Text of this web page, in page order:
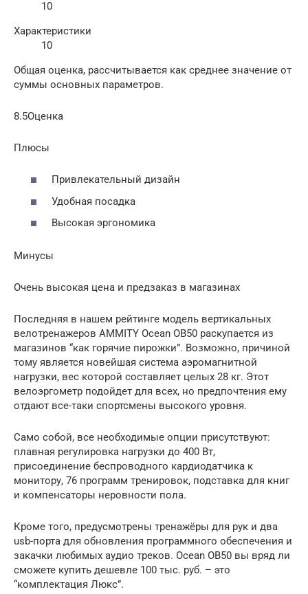
10
Характеристики
10
Общая оценка, рассчитывается как среднее значение от
суммы основных параметров.
8.5Оценка
Плюсы
Привлекательный дизайн
Удобная посадка
Высокая эргономика
Минусы
Очень высокая цена и предзаказ в магазинах
Последняя в нашем рейтинге модель вертикальных
велотренажеров AMMITY Ocean OB50 раcкупается из
магазинов “как горячие пирожки”. Возможно, причиной
тому является новейшая система аэромагнитной
нагрузки, вес которой составляет целых 28 кг. Этот
велоэргометр подойдет для всех, но предпочтения ему
отдают все-таки спортсмены высокого уровня.
Само собой, все необходимые опции присутствуют:
плавная регулировка нагрузки до 400 Вт,
присоединение беспроводного кардиодатчика к
монитору, 76 программ тренировок, подставка для книг
и компенсаторы неровности пола.
Кроме того, предусмотрены тренажёры для рук и два
usb-порта для обновления программного обеспечения и
закачки любимых аудио треков. Ocean OB50 вы вряд ли
сможете купить дешевле 100 тыс. руб. – это
“комплектация Люкс”.